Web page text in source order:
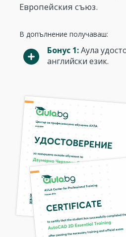
Европейския съюз.
В допълнение получаваш:
Бонус 1:Аула
английски език.